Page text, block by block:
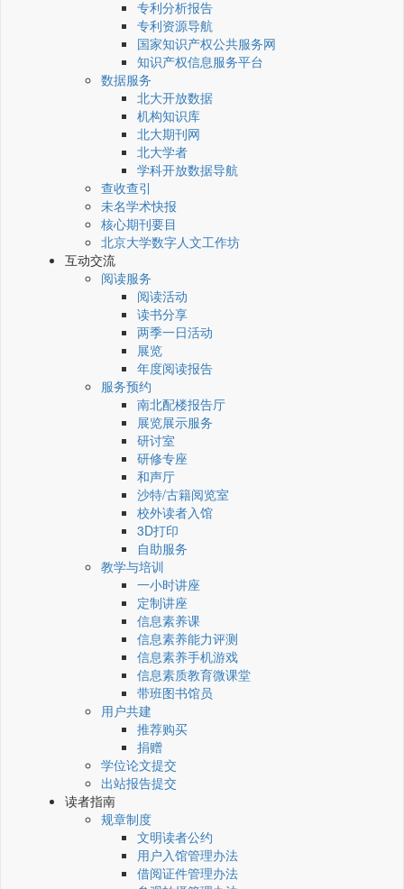
专利分析报告
专利资源导航
国家知识产权公共服务网
知识产权信息服务平台
数据服务
北大开放数据
机构知识库
北大期刊网
北大学者
学科开放数据导航
查收查引
未名学术快报
核心期刊要目
北京大学数字人文工作坊
互动交流
阅读服务
阅读活动
读书分享
两季一日活动
展览
年度阅读报告
服务预约
南北配楼报告厅
展览展示服务
研讨室
研修专座
和声厅
沙特/古籍阅览室
校外读者入馆
3D打印
自助服务
教学与培训
一小时讲座
定制讲座
信息素养课
信息素养能力评测
信息素养手机游戏
信息素质教育微课堂
带班图书馆员
用户共建
推荐购买
捐赠
学位论文提交
出站报告提交
读者指南
规章制度
文明读者公约
用户入馆管理办法
借阅证件管理办法